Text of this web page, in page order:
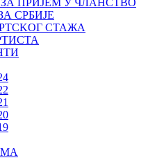
ПРИЈЕМ У ЧЛАНСТВО
СРБИЈЕ
СТАЖА